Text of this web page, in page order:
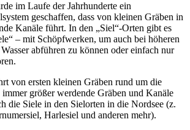
im Laufe der Jahrhunderte ein
geschaffen, dass von kleinen Gräben in
Kanäle führt. In den „Siel“-Orten gibt es
– mit Schöpfwerken, um auch bei höheren
abführen zu können oder einfach nur
von ersten kleinen Gräben rund um die
größer werdende Gräben und Kanäle
die Siele in den Sielorten in die Nordsee (z.
Harlesiel und anderen mehr).